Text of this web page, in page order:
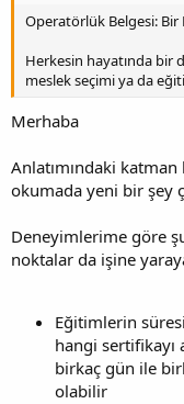
Operatörlük Belgesi:
Herkesin hayatında bir
meslek seçimi ya da
Merhaba
Anlatımındaki
okumada yeni bir şey
Deneyimlerime göre
noktalar da işine
Eğitimlerin
hangi
birkaç gün ile
olabilir